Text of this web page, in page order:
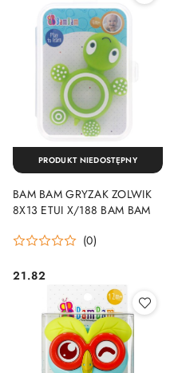
BAM BAM GRYZAK ZOLWIK
8X13 ETUI X/188 BAM BAM
(0)
Cena:
21.82
PRODUKT NIEDOSTĘPNY